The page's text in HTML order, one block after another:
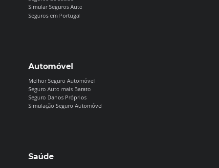
Simular Seguros Auto
Seguros em Portugal
Automóvel
Melhor Seguro Automóvel
Seguro Auto mais Barato
Seguro Danos Próprios
Simulação Seguro Automóvel
Saúde